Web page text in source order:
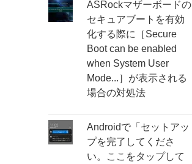
ASRockマザーボードの
セキュアブートを有効
化する際に［Secure
Boot can be enabled
when System User
Mode...］が表示される
場合の対処法
Androidで「セットアッ
プを完了してくださ
い。ここをタップして